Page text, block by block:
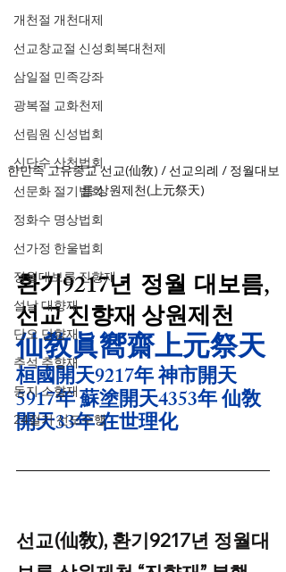
개천절 개천대제
선교창교절 신성회복대천제
삼일절 민족강좌
광복절 교화천제
선림원 신성법회
신단수 산천법회
선문화 절기법회
정화수 명상법회
선가정 한울법회
정월대보름 진향재
설날 대향재
단오 단향재
추석 추향재
동지 소향재
24절기 선도수행
한민족 고유종교 선교(仙敎) / 선교의례 / 정월대보
름 상원제천(上元祭天)
환기9217년 정월 대보름,
선교 진향재 상원제천
仙敎眞嚮齋上元祭天
桓國開天9217年 神市開天
5917年 蘇塗開天4353年 仙敎
開天33年 在世理化
선교(仙敎), 환기9217년 정월대